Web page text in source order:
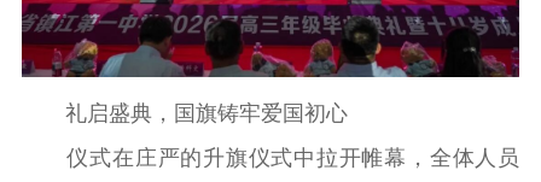
紫金文化艺术节
品牌活动 紫艺舞台
精神文明
文明创建 文明实践
先进典型
礼启盛典，国旗铸牢爱国初心
仪式在庄严的升旗仪式中拉开帷幕，全体人员